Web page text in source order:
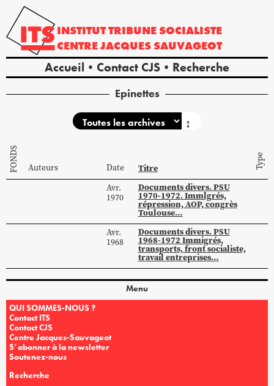
INSTITUTTRIBUNE SOCIALISTE
CENTREJACQUES SAUVAGEOT
Accueil Contact CJS Recherche
Epinettes
↕
FONDS Auteurs Date Titre Type
Avr.
1970
Documents divers. PSU
1970-1972. Immlgrés,
répression, AOP, congrès
Toulouse…
Avr.
1968
Documents divers. PSU
1968-1972 Immigrés,
transports, front socialiste,
travail entreprises…
Menu
QUI SOMMES-NOUS ?
Contact ITS
Contact CJS
Centre Jacques-Sauvageot
S’abonner à la newsletter
Soutenez-nous
Recherche